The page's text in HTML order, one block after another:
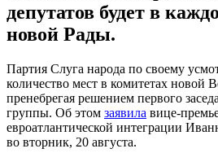
депутатов будет в
новой Рады.
Партия Слуга народа по своему
количество мест в комитетах новой
пренебрегая решением первого
группы. Об этом заявила вице-
евроатлантической интеграции
во вторник, 20 августа.